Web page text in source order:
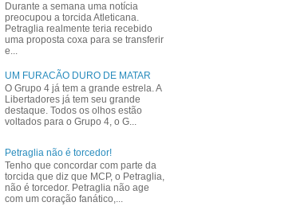
Durante a semana uma notícia
preocupou a torcida Atleticana.
Petraglia realmente teria recebido
uma proposta coxa para se transferir
e...
UM FURACÃO DURO DE MATAR
O Grupo 4 já tem a grande estrela. A
Libertadores já tem seu grande
destaque. Todos os olhos estão
voltados para o Grupo 4, o G...
Petraglia não é torcedor!
Tenho que concordar com parte da
torcida que diz que MCP, o Petraglia,
não é torcedor. Petraglia não age
com um coração fanático,...